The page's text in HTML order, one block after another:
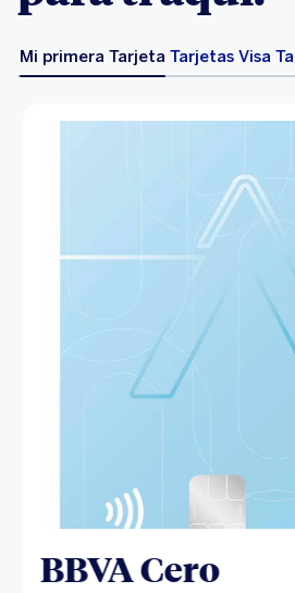
Mi primera Tarjeta Tarjetas Visa
BBVA Cero